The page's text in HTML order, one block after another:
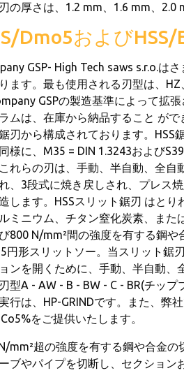
の厚さは、1.2 mm、1.6 mm、2.0
Dmo5および
GSP- High Tech saws s.r.o.は
ます。最も使用される刃型は、
GSPの製造基準によって拡
ムは、在庫から納品すること が
刃から構成されております。HSS
様に、M35 = DIN 1.3243および
れらの刃は、手動、半自動、全自
、3段式に焼き戻しされ、プレス
します。HSSスリット鋸刃 はと
ミニウム、チタン窒化炭素、また
800 N/mm²間の強度を有する鋼
円形スリットソー。当スリット鋸
ンを開くために、手動、半自動
型A - AW - B - BW - C - BR(チッ
行は、HP-GRINDです。また、弊
をご提供いたします。
mm²超の強度を有する鋼や合金の
ブやパイプを切断し、セクショ